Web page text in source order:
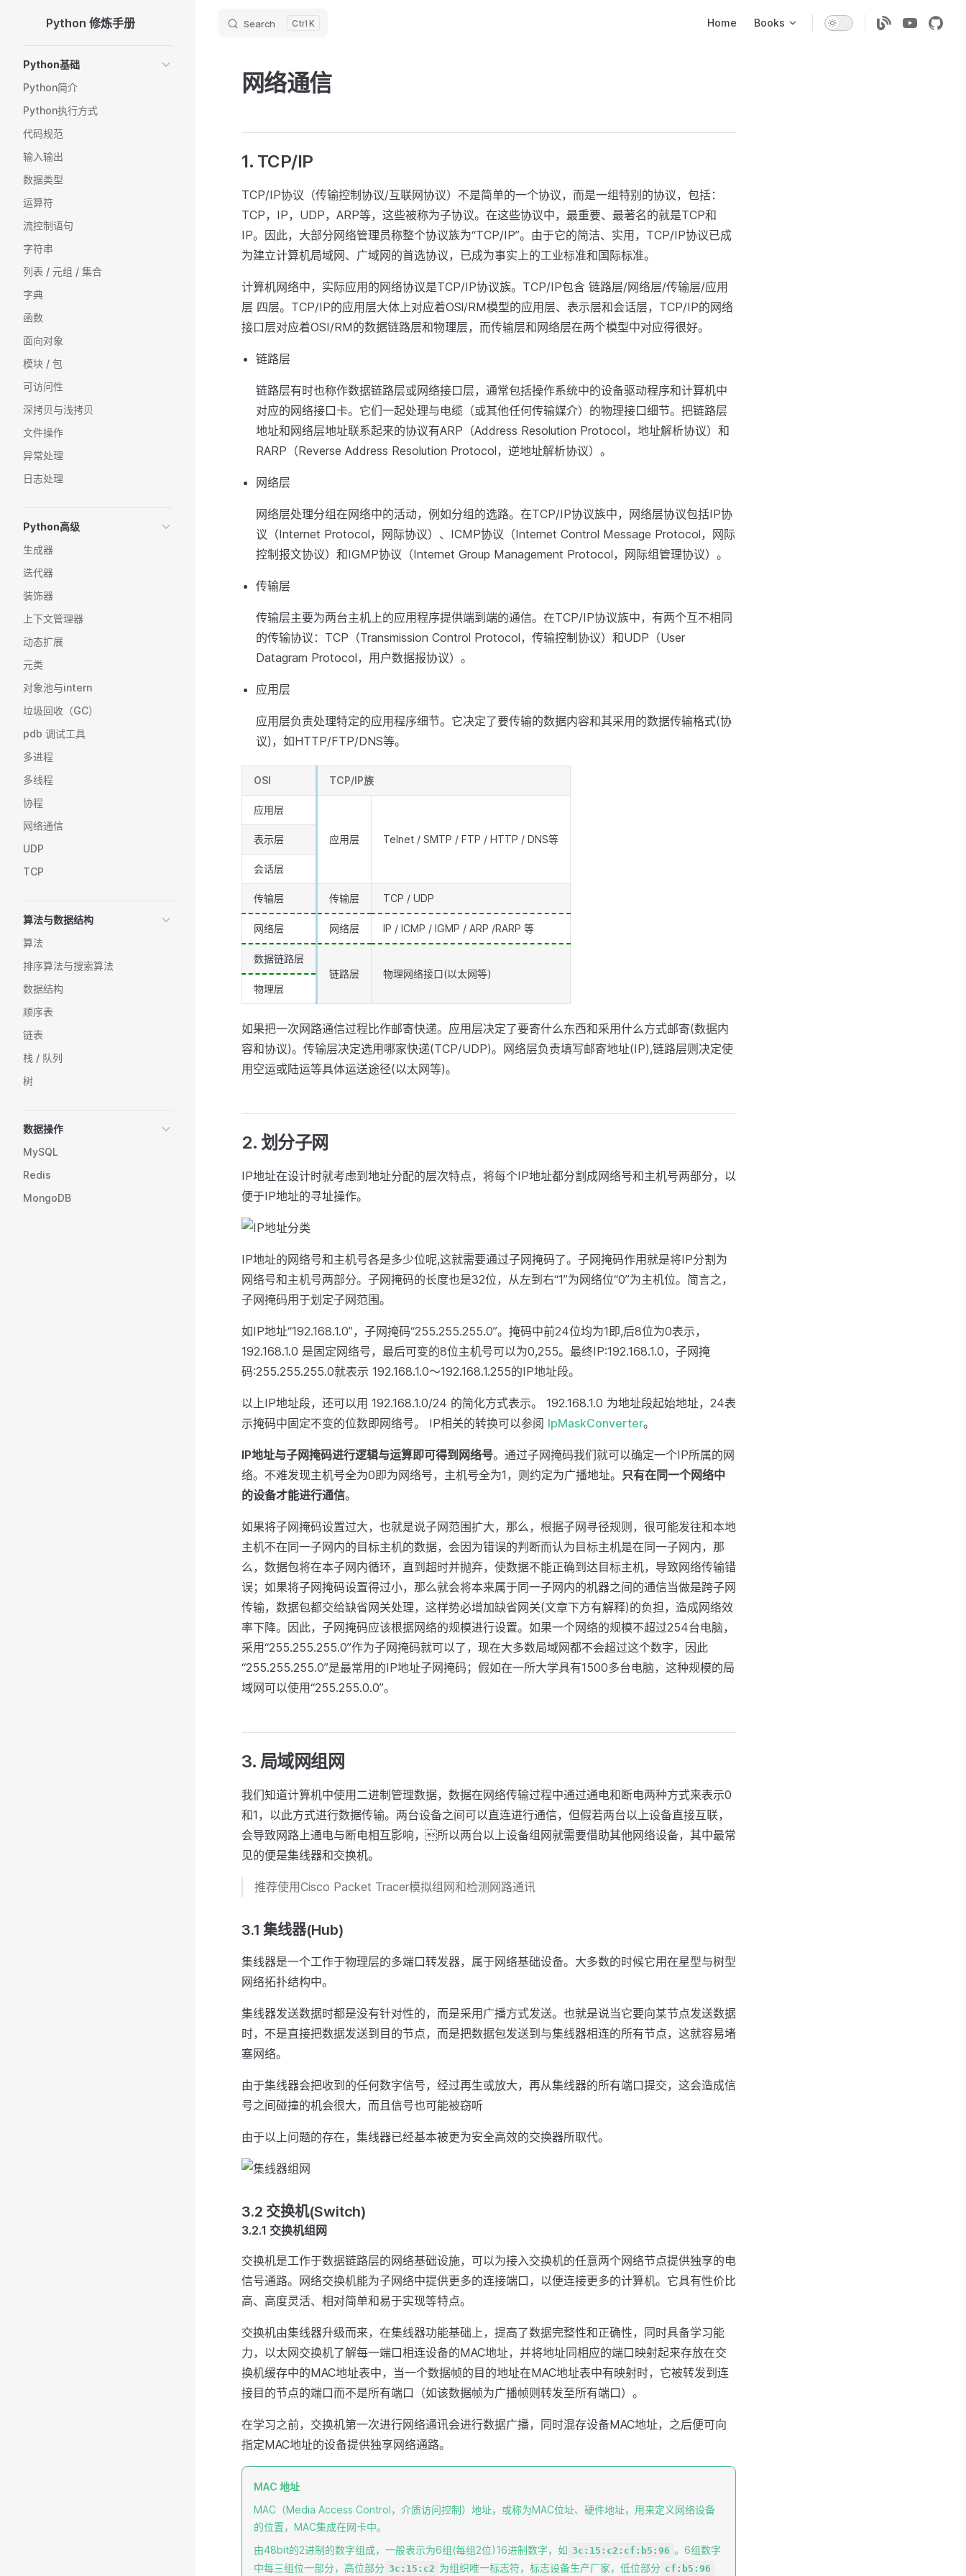
Skip to content
Python 修炼手册 Search K Home Books
Python基础
Python简介
Python执行方式
代码规范
输入输出
数据类型
运算符
流控制语句
字符串
列表 / 元组 / 集合
字典
函数
面向对象
模块 / 包
可访问性
深拷贝与浅拷贝
文件操作
异常处理
日志处理
Python高级
生成器
迭代器
装饰器
上下文管理器
动态扩展
元类
对象池与intern
垃圾回收（GC）
pdb 调试工具
多进程
多线程
协程
网络通信
UDP
TCP
算法与数据结构
算法
排序算法与搜索算法
数据结构
顺序表
链表
栈 / 队列
树
数据操作
MySQL
Redis
MongoDB
网络通信
1. TCP/IP
TCP/IP协议（传输控制协议/互联网协议）不是简单的一个协议，而是一组特别的协议，包括：
TCP，IP，UDP，ARP等，这些被称为子协议。在这些协议中，最重要、最著名的就是TCP和
IP。因此，大部分网络管理员称整个协议族为“TCP/IP”。由于它的简洁、实用，TCP/IP协议已成
为建立计算机局域网、广域网的首选协议，已成为事实上的工业标准和国际标准。
计算机网络中，实际应用的网络协议是TCP/IP协议族。TCP/IP包含 链路层/网络层/传输层/应用
层 四层。TCP/IP的应用层大体上对应着OSl/RM模型的应用层、表示层和会话层，TCP/IP的网络
接口层对应着OSI/RM的数据链路层和物理层，而传输层和网络层在两个模型中对应得很好。
链路层
链路层有时也称作数据链路层或网络接口层，通常包括操作系统中的设备驱动程序和计算机中
对应的网络接口卡。它们一起处理与电缆（或其他任何传输媒介）的物理接口细节。把链路层
地址和网络层地址联系起来的协议有ARP（Address Resolution Protocol，地址解析协议）和
RARP（Reverse Address Resolution Protocol，逆地址解析协议）。
网络层
网络层处理分组在网络中的活动，例如分组的选路。在TCP/IP协议族中，网络层协议包括IP协
议（Internet Protocol，网际协议）、ICMP协议（Internet Control Message Protocol，网际
控制报文协议）和IGMP协议（Internet Group Management Protocol，网际组管理协议）。
传输层
传输层主要为两台主机上的应用程序提供端到端的通信。在TCP/IP协议族中，有两个互不相同
的传输协议：TCP（Transmission Control Protocol，传输控制协议）和UDP（User
Datagram Protocol，用户数据报协议）。
应用层
应用层负责处理特定的应用程序细节。它决定了要传输的数据内容和其采用的数据传输格式(协
议)，如HTTP/FTP/DNS等。
OSI TCP/IP族
应用层
应用层 Telnet / SMTP / FTP / HTTP / DNS等
表示层
会话层
传输层 传输层 TCP / UDP
网络层 网络层 IP / ICMP / IGMP / ARP /RARP 等
数据链路层
链路层
物理网络接口(以太网等)
物理层
如果把一次网路通信过程比作邮寄快递。应用层决定了要寄什么东西和采用什么方式邮寄(数据内
容和协议)。传输层决定选用哪家快递(TCP/UDP)。网络层负责填写邮寄地址(IP),链路层则决定使
用空运或陆运等具体运送途径(以太网等)。
2. 划分子网
IP地址在设计时就考虑到地址分配的层次特点，将每个IP地址都分割成网络号和主机号两部分，以
便于IP地址的寻址操作。
IP地址的网络号和主机号各是多少位呢,这就需要通过子网掩码了。子网掩码作用就是将IP分割为
网络号和主机号两部分。子网掩码的长度也是32位，从左到右“1”为网络位“0”为主机位。简言之，
子网掩码用于划定子网范围。
如IP地址“192.168.1.0”，子网掩码“255.255.255.0”。掩码中前24位均为1即,后8位为0表示，
192.168.1.0 是固定网络号，最后可变的8位主机号可以为0,255。最终IP:192.168.1.0，子网掩
码:255.255.255.0就表示 192.168.1.0～192.168.1.255的IP地址段。
以上IP地址段，还可以用 192.168.1.0/24 的简化方式表示。 192.168.1.0 为地址段起始地址，24表
示掩码中固定不变的位数即网络号。 IP相关的转换可以参阅 IpMaskConverter。
IP地址与子网掩码进行逻辑与运算即可得到网络号。通过子网掩码我们就可以确定一个IP所属的网
络。不难发现主机号全为0即为网络号，主机号全为1，则约定为广播地址。 只有在同一个网络中
的设备才能进行通信。
如果将子网掩码设置过大，也就是说子网范围扩大，那么，根据子网寻径规则，很可能发往和本地
主机不在同一子网内的目标主机的数据，会因为错误的判断而认为目标主机是在同一子网内，那
么，数据包将在本子网内循环，直到超时并抛弃，使数据不能正确到达目标主机，导致网络传输错
误；如果将子网掩码设置得过小，那么就会将本来属于同一子网内的机器之间的通信当做是跨子网
传输，数据包都交给缺省网关处理，这样势必增加缺省网关(文章下方有解释)的负担，造成网络效
率下降。因此，子网掩码应该根据网络的规模进行设置。如果一个网络的规模不超过254台电脑，
采用“255.255.255.0”作为子网掩码就可以了，现在大多数局域网都不会超过这个数字，因此
“255.255.255.0”是最常用的IP地址子网掩码；假如在一所大学具有1500多台电脑，这种规模的局
域网可以使用“255.255.0.0”。
3. 局域网组网
我们知道计算机中使用二进制管理数据，数据在网络传输过程中通过通电和断电两种方式来表示0
和1，以此方式进行数据传输。两台设备之间可以直连进行通信，但假若两台以上设备直接互联，
会导致网路上通电与断电相互影响，所以两台以上设备组网就需要借助其他网络设备，其中最常
见的便是集线器和交换机。
推荐使用Cisco Packet Tracer模拟组网和检测网路通讯
3.1 集线器(Hub)
集线器是一个工作于物理层的多端口转发器，属于网络基础设备。大多数的时候它用在星型与树型
网络拓扑结构中。
集线器发送数据时都是没有针对性的，而是采用广播方式发送。也就是说当它要向某节点发送数据
时，不是直接把数据发送到目的节点，而是把数据包发送到与集线器相连的所有节点，这就容易堵
塞网络。
由于集线器会把收到的任何数字信号，经过再生或放大，再从集线器的所有端口提交，这会造成信
号之间碰撞的机会很大，而且信号也可能被窃听
由于以上问题的存在，集线器已经基本被更为安全高效的交换器所取代。
3.2 交换机(Switch)
3.2.1 交换机组网
交换机是工作于数据链路层的网络基础设施，可以为接入交换机的任意两个网络节点提供独享的电
信号通路。网络交换机能为子网络中提供更多的连接端口，以便连接更多的计算机。它具有性价比
高、高度灵活、相对简单和易于实现等特点。
交换机由集线器升级而来，在集线器功能基础上，提高了数据完整性和正确性，同时具备学习能
力，以太网交换机了解每一端口相连设备的MAC地址，并将地址同相应的端口映射起来存放在交
换机缓存中的MAC地址表中，当一个数据帧的目的地址在MAC地址表中有映射时，它被转发到连
接目的节点的端口而不是所有端口（如该数据帧为广播帧则转发至所有端口）。
在学习之前，交换机第一次进行网络通讯会进行数据广播，同时混存设备MAC地址，之后便可向
指定MAC地址的设备提供独享网络通路。
MAC 地址
MAC（Media Access Control，介质访问控制）地址，或称为MAC位址、硬件地址，用来定义网络设备
的位置，MAC集成在网卡中。
由48bit的2进制的数字组成，一般表示为6组(每组2位)16进制数字，如 3c:15:c2:cf:b5:96 。6组数字
中每三组位一部分，高位部分 3c:15:c2 为组织唯一标志符，标志设备生产厂家，低位部分 cf:b5:96